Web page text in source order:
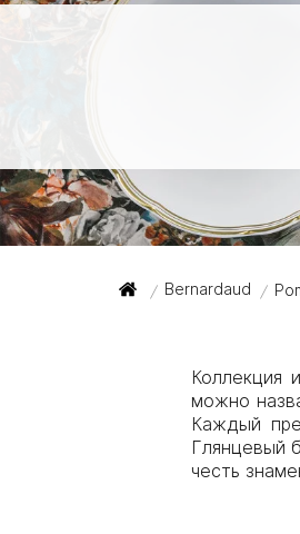
/ Bernardaud /
Коллекция
можно
Каждый
Глянцевый
честь